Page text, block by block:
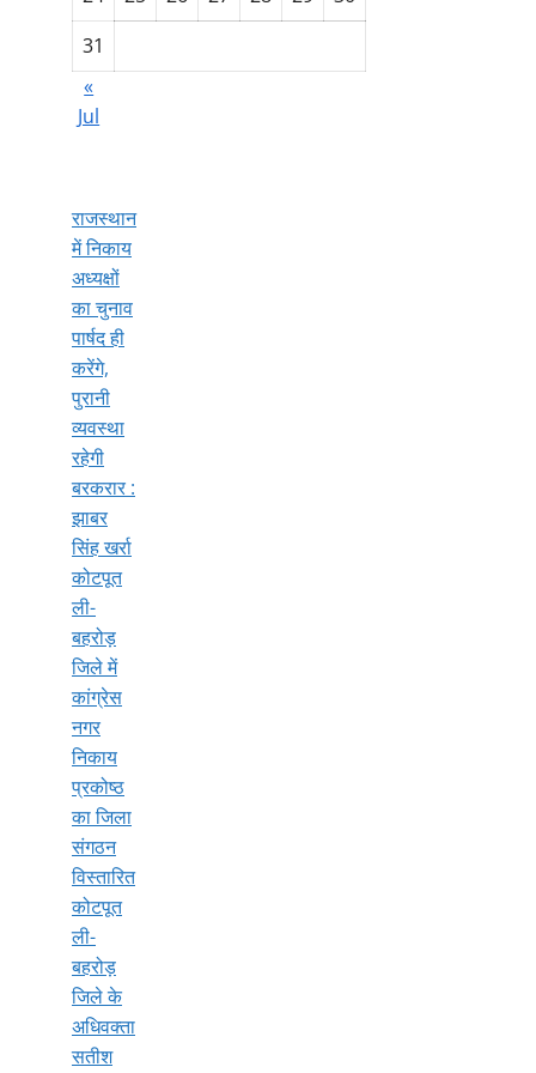
31
«
Jul
राजस्थान
में निकाय
अध्यक्षों
का चुनाव
पार्षद ही
करेंगे,
पुरानी
व्यवस्था
रहेगी
बरकरार :
झाबर
सिंह खर्रा
कोटपूत
ली-
बहरोड़
जिले में
कांग्रेस
नगर
निकाय
प्रकोष्ठ
का जिला
संगठन
विस्तारित
कोटपूत
ली-
बहरोड़
जिले के
अधिवक्ता
सतीश